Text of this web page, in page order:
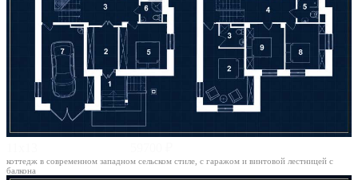
коттедж в современном западном сельском стиле, с гаражом и винтовой лестницей с
балкона